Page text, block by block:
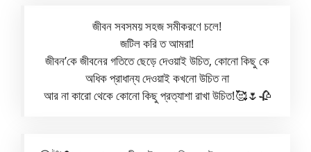
জীবন সবসময় সহজ সমীকরণে চলে!
জটিল করি ত আমরা!
জীবন’কে জীবনের গতিতে ছেড়ে দেওয়াই উচিত, কোনো কিছু কে
অধিক প্রাধান্য দেওয়াই কখনো উচিত না
আর না কারো থেকে কোনো কিছু প্রত্যাশা রাখা উচিত!🥰🌷🥀